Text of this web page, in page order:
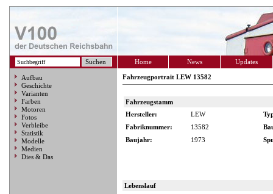
Home News Updates
Aufbau
Geschichte
Varianten
Farben
Motoren
Fotos
Verbleibe
Statistik
Modelle
Medien
Dies & Das
Fahrzeugportrait LEW 13582
Fahrzeugstamm
Hersteller:
LEW
Fabriknummer:
13582
Baujahr:
1973
Lebenslauf